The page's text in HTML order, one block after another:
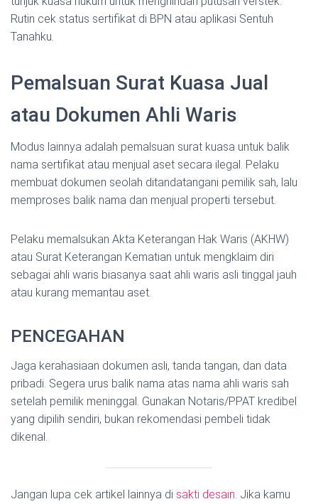
Rutin cek status sertifikat di BPN atau aplikasi Sentuh
Tanahku.
Pemalsuan Surat Kuasa Jual
atau Dokumen Ahli Waris
Modus lainnya adalah pemalsuan surat kuasa untuk balik
nama sertifikat atau menjual aset secara ilegal. Pelaku
membuat dokumen seolah ditandatangani pemilik sah, lalu
memproses balik nama dan menjual properti tersebut.
Pelaku memalsukan Akta Keterangan Hak Waris (AKHW)
atau Surat Keterangan Kematian untuk mengklaim diri
sebagai ahli waris biasanya saat ahli waris asli tinggal jauh
atau kurang memantau aset.
PENCEGAHAN
Jaga kerahasiaan dokumen asli, tanda tangan, dan data
pribadi. Segera urus balik nama atas nama ahli waris sah
setelah pemilik meninggal. Gunakan Notaris/PPAT kredibel
yang dipilih sendiri, bukan rekomendasi pembeli tidak
dikenal.
Jangan lupa cek artikel lainnya di sakti desain . Jika kamu